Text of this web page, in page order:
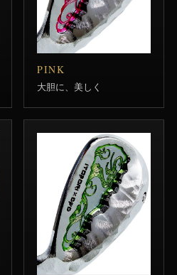
PINK
大胆に、美しく